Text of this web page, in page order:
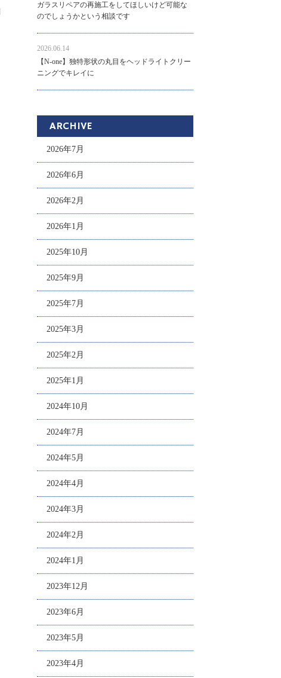
ガラスリペアの再施工をしてほしいけど可能な
のでしょうかという相談です
2026.06.14
【N-one】独特形状の丸目をヘッドライトクリー
ニングでキレイに
ARCHIVE
2026年7月
2026年6月
2026年2月
2026年1月
2025年10月
2025年9月
2025年7月
2025年3月
2025年2月
2025年1月
2024年10月
2024年7月
2024年5月
2024年4月
2024年3月
2024年2月
2024年1月
2023年12月
2023年6月
2023年5月
2023年4月